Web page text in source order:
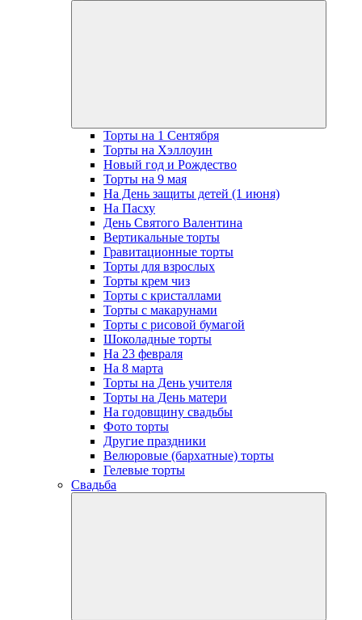
Торты на 1 Сентября
Торты на Хэллоуин
Новый год и Рождество
Торты на 9 мая
На День защиты детей (1 июня)
На Пасху
День Святого Валентина
Вертикальные торты
Гравитационные торты
Торты для взрослых
Торты крем чиз
Торты с кристаллами
Торты с макарунами
Торты с рисовой бумагой
Шоколадные торты
На 23 февраля
На 8 марта
Торты на День учителя
Торты на День матери
На годовщину свадьбы
Фото торты
Другие праздники
Велюровые (бархатные) торты
Гелевые торты
Свадьба